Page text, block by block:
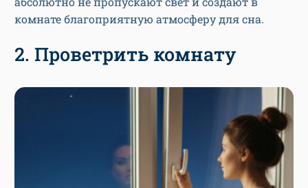
комнате благоприятную атмосферу для сна.
2. Проветрить комнату